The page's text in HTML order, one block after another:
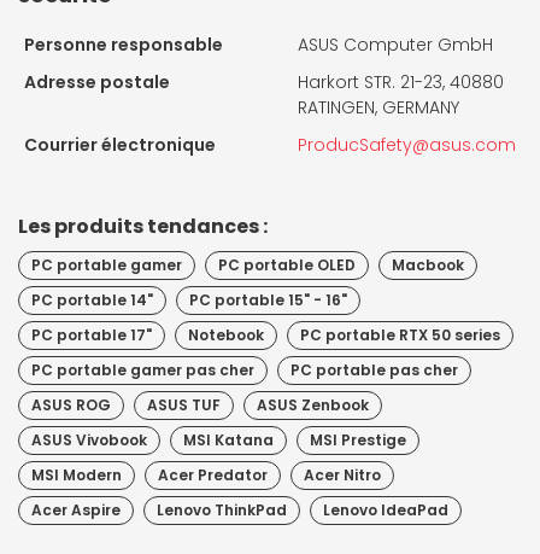
Personne responsable
ASUS Computer GmbH
Adresse postale
Harkort STR. 21-23, 40880
RATINGEN, GERMANY
Courrier électronique
ProducSafety@asus.com
Les produits tendances :
PC portable gamer PC portable OLED
Macbook
PC portable 14"
PC portable 15" - 16"
PC portable 17"
Notebook
PC portable RTX 50 series
PC portable gamer pas cher
PC portable pas cher
ASUS ROG
ASUS TUF
ASUS Zenbook
ASUS Vivobook
MSI Katana
MSI Prestige
MSI Modern
Acer Predator
Acer Nitro
Acer Aspire
Lenovo ThinkPad Lenovo IdeaPad